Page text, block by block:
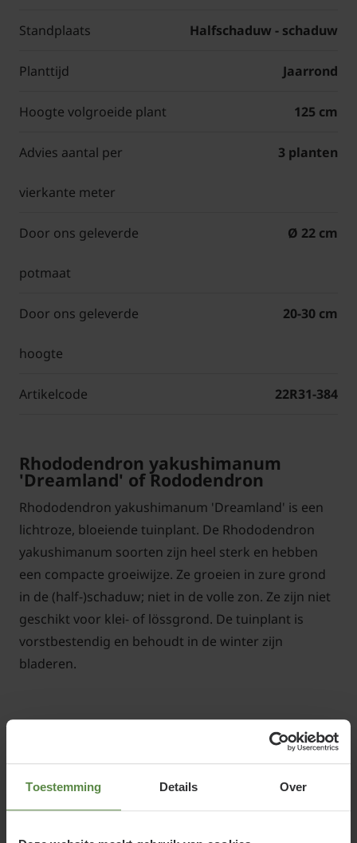
Toestemming Details Over
Standplaats Halfschaduw - schaduw
Planttijd Jaarrond
Hoogte volgroeide plant 125 cm
Advies aantal per
vierkante meter
3 planten
Door ons geleverde
potmaat
Ø 22 cm
Door ons geleverde
hoogte
20-30 cm
Artikelcode 22R31-384
Rhododendron yakushimanum
'Dreamland' of Rododendron
Rhododendron yakushimanum 'Dreamland' is een
lichtroze, bloeiende tuinplant. De Rhododendron
yakushimanum soorten zijn heel sterk en hebben
een compacte groeiwijze. Ze groeien in zure grond
in de (half-)schaduw; niet in de volle zon. Ze zijn niet
geschikt voor klei- of lössgrond. De tuinplant is
vorstbestendig en behoudt in de winter zijn
bladeren.
yakushimanum 'Dreamland'
De Rododendron geeft de voorkeur aan een plaats